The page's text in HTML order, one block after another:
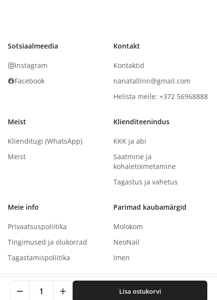
1 Lisa ostukorvi
Sotsiaalmeedia
Instagram
Facebook
Kontakt
Kontaktid
nanatallinn@gmail.com
Helista meile: +372 56968888
Meist
Klienditugi (WhatsApp)
Meist
Klienditeenindus
KKK ja abi
Saatmine ja
kohaletoimetamine
Tagastus ja vahetus
Meie info
Privaatsuspoliitika
Tingimused ja olukorrad
Tagastamispoliitika
Parimad kaubamärgid
Molokom
NeoNail
Imen
See sait kasutab küpsiseid teie kogemuse parandamiseks.